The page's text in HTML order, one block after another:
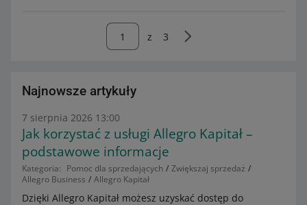
z 3
Najnowsze artykuły
7 sierpnia 2026 13:00
Jak korzystać z usługi Allegro Kapitał –
podstawowe informacje
Kategoria: Pomoc dla sprzedających
Zwiększaj sprzedaż
Allegro Business
Allegro Kapitał
Dzięki Allegro Kapitał możesz uzyskać dostęp do